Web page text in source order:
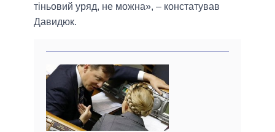
тіньовий уряд, не можна», – констатував
Давидюк.